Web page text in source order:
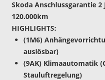
Skoda Anschlussgarantie 2
120.000km
HIGHLIGHTS:
(1M6)
auslösbar)
(9AK) Klimaautomatik
Stauluftregelung)